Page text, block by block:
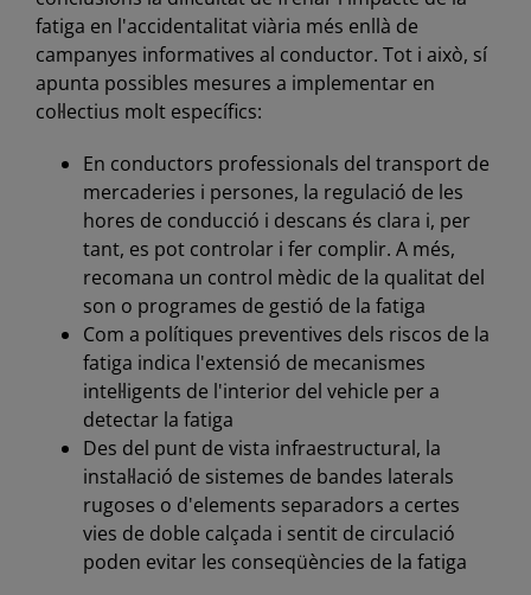
fatiga en l'accidentalitat viària més enllà de
campanyes informatives al conductor. Tot i això, sí
apunta possibles mesures a implementar en
col·lectius molt específics:
En conductors professionals del transport de
mercaderies i persones, la regulació de les
hores de conducció i descans és clara i, per
tant, es pot controlar i fer complir. A més,
recomana un control mèdic de la qualitat del
son o programes de gestió de la fatiga
Com a polítiques preventives dels riscos de la
fatiga indica l'extensió de mecanismes
intel·ligents de l'interior del vehicle per a
detectar la fatiga
Des del punt de vista infraestructural, la
instal·lació de sistemes de bandes laterals
rugoses o d'elements separadors a certes
vies de doble calçada i sentit de circulació
poden evitar les conseqüències de la fatiga